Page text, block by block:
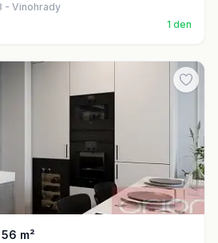
- Vinohrady
1 den
m²